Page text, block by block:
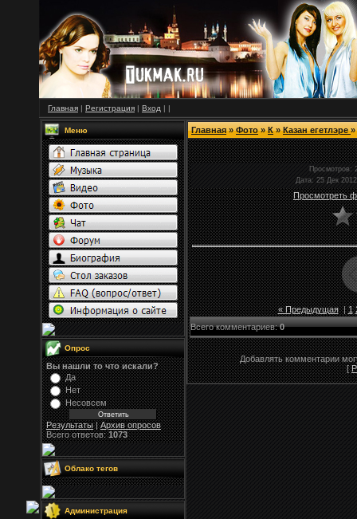
Главная | Регистрация | Вход | |
Меню
Опрос
Вы нашли то что искали?
Да
Нет
Несовсем
Результаты|Архив опросов
Всего ответов:1073
Облако тегов
Администрация
Главная»Фото»К »Казан егетлэре»
Просмотров:
Дата: 25 Дек
Просмотреть
« Предыдущая|1
Всего комментариев:0
Добавлять комментарии
[